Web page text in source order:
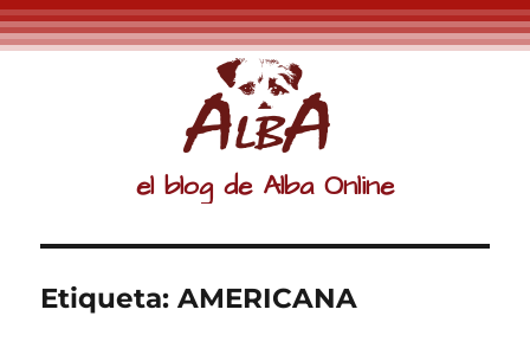
el blog de Alba Online
Etiqueta:AMERICANA